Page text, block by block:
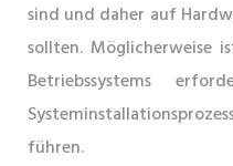
sind und daher auf
sollten. Möglicherweise
Betriebssystems
führen.